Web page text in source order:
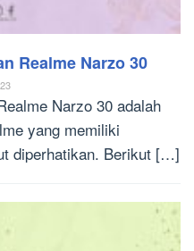
Realme Narzo 30
Narzo 30 adalah
yang memiliki
diperhatikan. Berikut […]